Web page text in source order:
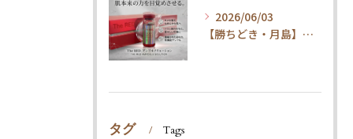
2026/06/03
【勝ちどき・月島】腹筋してもお腹が凹まない方へ。脂肪冷却＆最新技術とは
タグ Tags